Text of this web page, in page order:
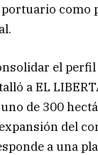
como
el
a EL
de 300
del
a una